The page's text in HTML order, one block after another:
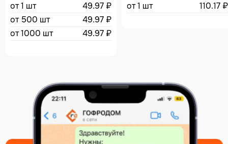
от 1 шт 49.97 ₽
от 500 шт
49.97 ₽
от 1000 шт
49.97 ₽
от 1 шт 110.17 ₽